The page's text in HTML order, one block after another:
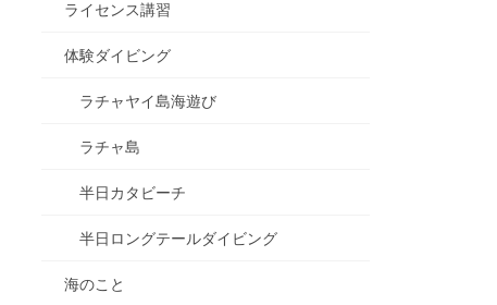
ライセンス講習
体験ダイビング
ラチャヤイ島海遊び
ラチャ島
半日カタビーチ
半日ロングテールダイビング
海のこと